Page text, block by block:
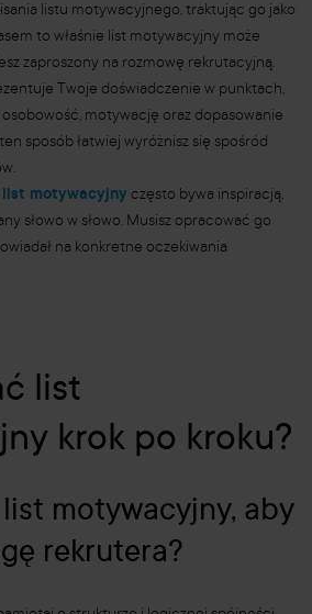
listu motywacyjnego, traktując go jako
to właśnie list motywacyjny może
zaproszony na rozmowę rekrutacyjną.
Twoje doświadczenie w punktach,
motywację oraz dopasowanie
sposób łatwiej wyróżnisz się spośród
list motywacyjny często bywa inspiracją,
słowo w słowo. Musisz opracować go
na konkretne oczekiwania
list
krok po kroku?
motywacyjny, aby
rekrutera?